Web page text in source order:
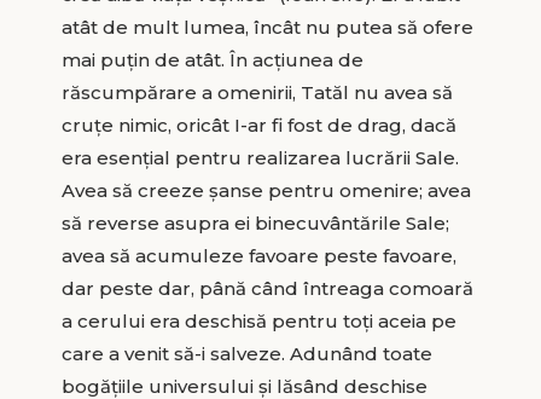
atât de mult lumea, încât nu putea să ofere
mai puțin de atât. În acțiunea de
răscumpărare a omenirii, Tatăl nu avea să
cruțe nimic, oricât I-ar fi fost de drag, dacă
era esențial pentru realizarea lucrării Sale.
Avea să creeze șanse pentru omenire; avea
să reverse asupra ei binecuvântările Sale;
avea să acumuleze favoare peste favoare,
dar peste dar, până când întreaga comoară
a cerului era deschisă pentru toți aceia pe
care a venit să-i salveze. Adunând toate
bogățiile universului și lăsând deschise